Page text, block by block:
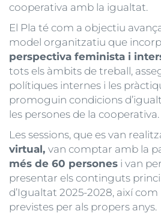
cooperativa amb la igualtat.
El Pla té com a objectiu
model organitzatiu que
perspectiva feminista i
tots els àmbits de treball,
polítiques internes i les
promoguin condicions
les persones de la cooperativa.
Les sessions, que es van
virtual, van comptar amb la
més de 60 persones i van
presentar els continguts
d’Igualtat 2025-2028, així com
previstes per als propers anys.